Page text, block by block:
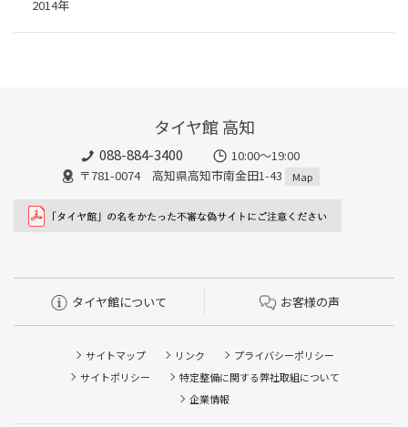
2014年
タイヤ館 高知
088-884-3400
10:00〜19:00
〒781-0074 高知県高知市南金田1-43
Map
タイヤ館について お客様の声
サイトマップ リンク
プライバシーポリシー
サイトポリシー
特定整備に関する弊社取組について
企業情報